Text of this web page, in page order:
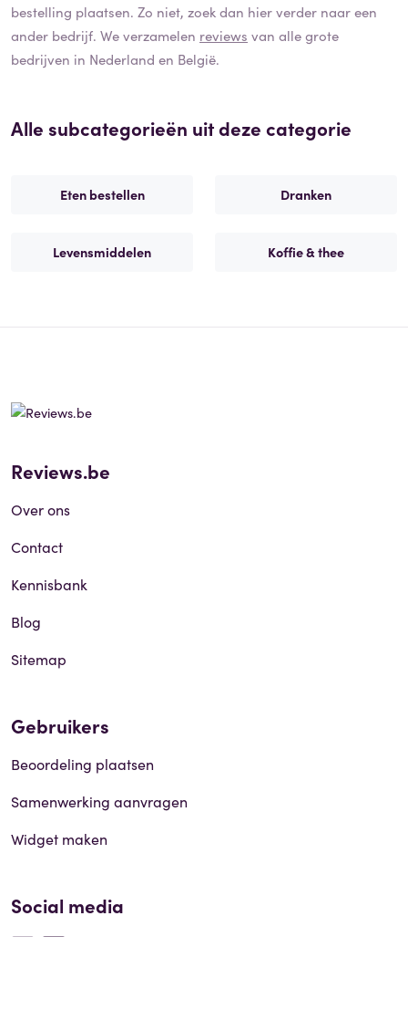
bestelling plaatsen. Zo niet, zoek dan hier verder naar een
ander bedrijf. We verzamelen reviews van alle grote
bedrijven in Nederland en België.
Alle subcategorieën uit deze categorie
Eten bestellen Dranken
Levensmiddelen Koffie & thee
Reviews.be
Over ons
Contact
Kennisbank
Blog
Sitemap
Gebruikers
Beoordeling plaatsen
Samenwerking aanvragen
Widget maken
Social media